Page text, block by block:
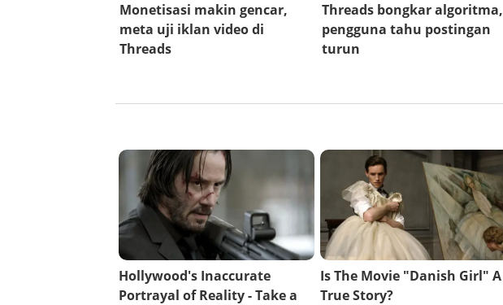
Monetisasi makin gencar,
meta uji iklan video di
Threads
Threads bongkar algoritma,
pengguna tahu postingan
turun